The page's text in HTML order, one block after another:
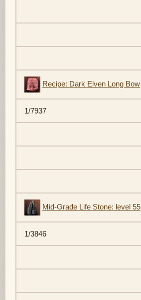
Recipe: Dark Elven Long Bow
1/7937
Mid-Grade Life Stone: level 55
1/3846